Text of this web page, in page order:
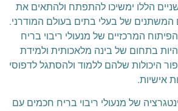
הללו ימשיכו להתפתח ולהתאים את
של בעלי בתים בעולם המודרני.
המרכזיים של מנעולי ריבוי בריח
בתחום של בינה מלאכותית ולמידת
היכולות שלהם ללמוד ולהסתגל לדפוסי
אישיות.
של מנעולי ריבוי בריח חכמים עם